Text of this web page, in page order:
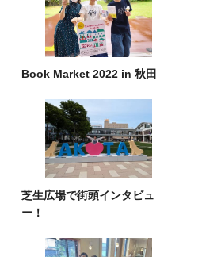
Book Market 2022 in 秋田
芝生広場で街頭インタビュ
ー！